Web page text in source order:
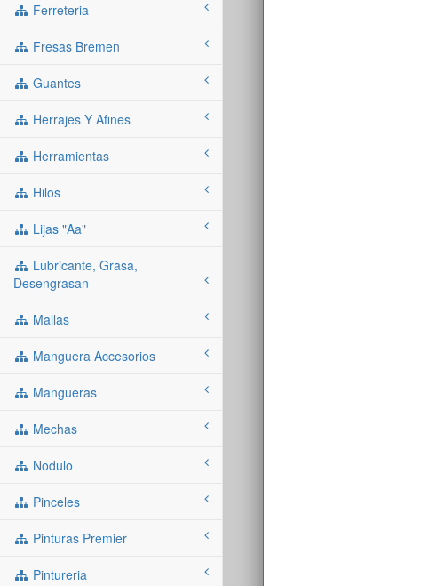
Ferreteria
Fresas Bremen
Guantes
Herrajes Y Afines
Herramientas
Hilos
Lijas "aa"
Lubricante, Grasa,
Desengrasan
Mallas
Manguera Accesorios
Mangueras
Mechas
Nodulo
Pinceles
Pinturas Premier
Pintureria